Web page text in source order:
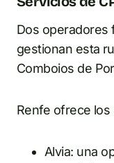
Dos operadores
gestionan esta
Comboios de
Renfe ofrece
Alvia: una